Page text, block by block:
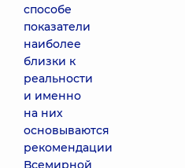
способе
показатели
наиболее
близки к
реальности
и именно
на них
основываются
рекомендации
Всемирной